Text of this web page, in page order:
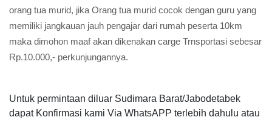
orang tua murid, jika Orang tua murid cocok dengan guru yang
memiliki jangkauan jauh pengajar dari rumah peserta 10km
maka dimohon maaf akan dikenakan carge Trnsportasi sebesar
Rp.10.000,- perkunjungannya.
Untuk permintaan diluar Sudimara Barat/Jabodetabek
dapat Konfirmasi kami Via WhatsAPP terlebih dahulu atau